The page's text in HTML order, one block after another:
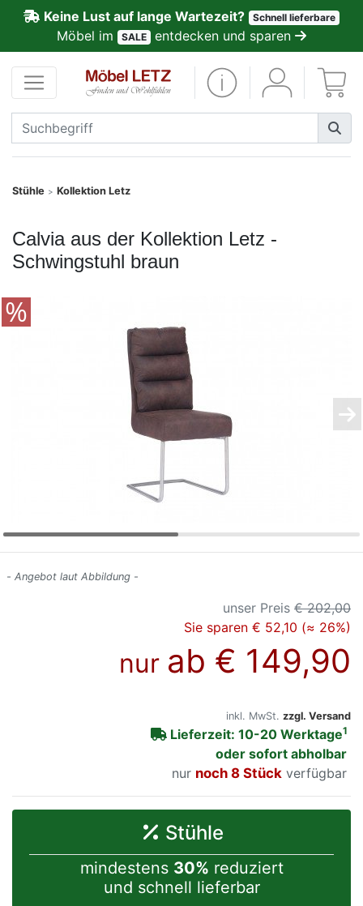
Keine Lust auf lange Wartezeit? Schnell lieferbare
Möbel im SALE entdecken und sparen
Stühle > Kollektion Letz
Calvia aus der Kollektion Letz -
Schwingstuhl braun
- Angebot laut Abbildung -
unser Preis € 202,00
Sie sparen € 52,10 (≈ 26%)
nur ab € 149,90
inkl. MwSt. zzgl. Versand
Lieferzeit: 10-20 Werktage1
oder sofort abholbar
nur
noch 8 Stück verfügbar
Stühle
mindestens 30% reduziert
und schnell lieferbar
Kundenmeinungen
Anmelden
PREMIUM
Schnell
SALE
Deals